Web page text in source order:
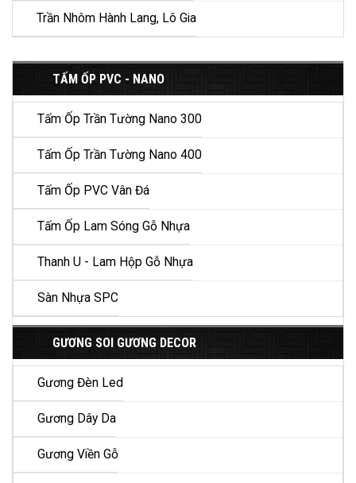
Trần Nhôm Hành Lang, Lô Gia
TẤM ỐP PVC - NANO
Tấm Ốp Trần Tường Nano 300
Tấm Ốp Trần Tường Nano 400
Tấm Ốp PVC Vân Đá
Tấm Ốp Lam Sóng Gỗ Nhựa
Thanh U - Lam Hộp Gỗ Nhựa
Sàn Nhựa SPC
GƯƠNG SOI GƯƠNG DECOR
Gương Đèn Led
Gương Dây Da
Gương Viền Gỗ